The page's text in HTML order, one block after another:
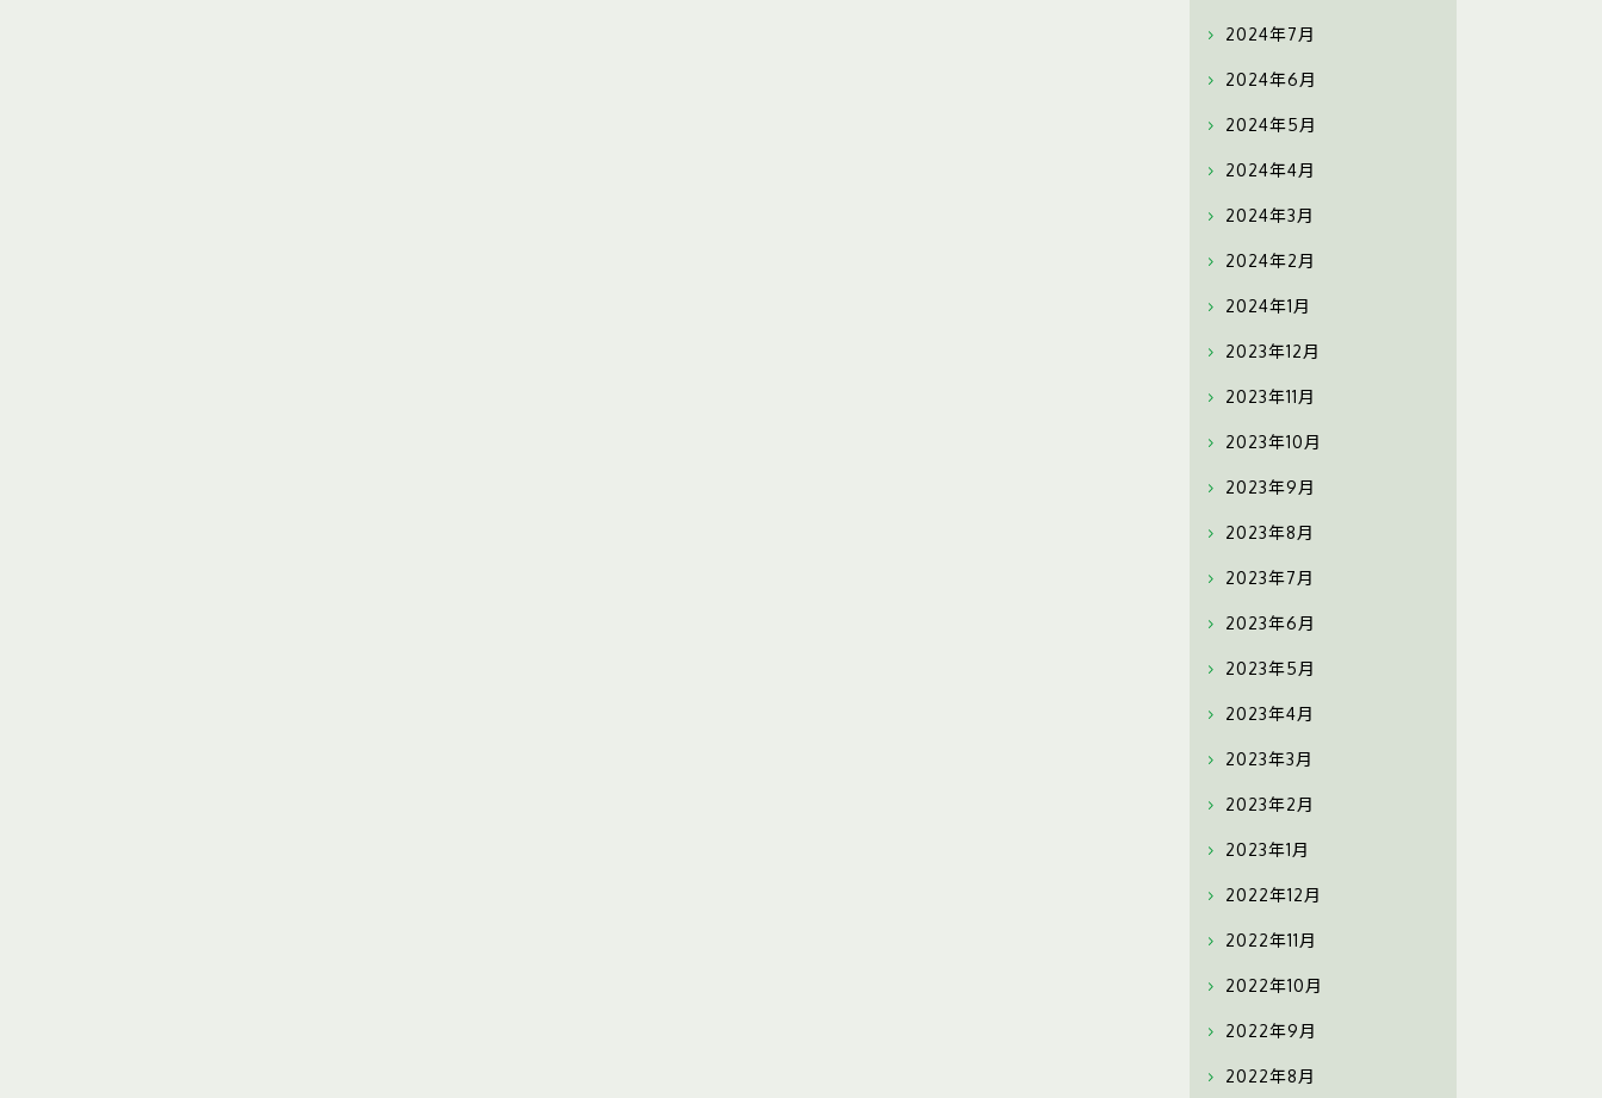
2024年7月
2024年6月
2024年5月
2024年4月
2024年3月
2024年2月
2024年1月
2023年12月
2023年11月
2023年10月
2023年9月
2023年8月
2023年7月
2023年6月
2023年5月
2023年4月
2023年3月
2023年2月
2023年1月
2022年12月
2022年11月
2022年10月
2022年9月
2022年8月